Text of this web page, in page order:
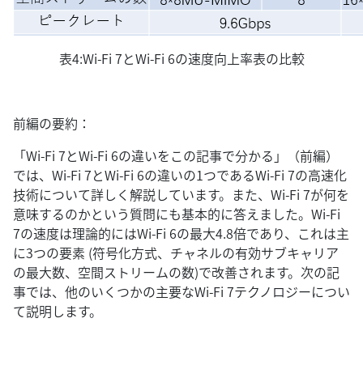
表4:Wi-Fi 7とWi-Fi 6の速度向上率表の比較
前編の要約：
「Wi-Fi 7とWi-Fi 6の違いをこの記事で分かる」（前編）
では、Wi-Fi 7とWi-Fi 6の違いの1つであるWi-Fi 7の高速化
技術について詳しく解説しています。また、Wi-Fi 7が何を
意味するのかという質問にも基本的に答えました。Wi-Fi
7の速度は理論的にはWi-Fi 6の最大4.8倍であり、これは主
に3つの要素 (符号化方式、チャネルの有効サブキャリア
の最大数、空間ストリームの数)で改善されます。次の記
事では、他のいくつかの主要なWi-Fi 7テクノロジーについ
て説明します。